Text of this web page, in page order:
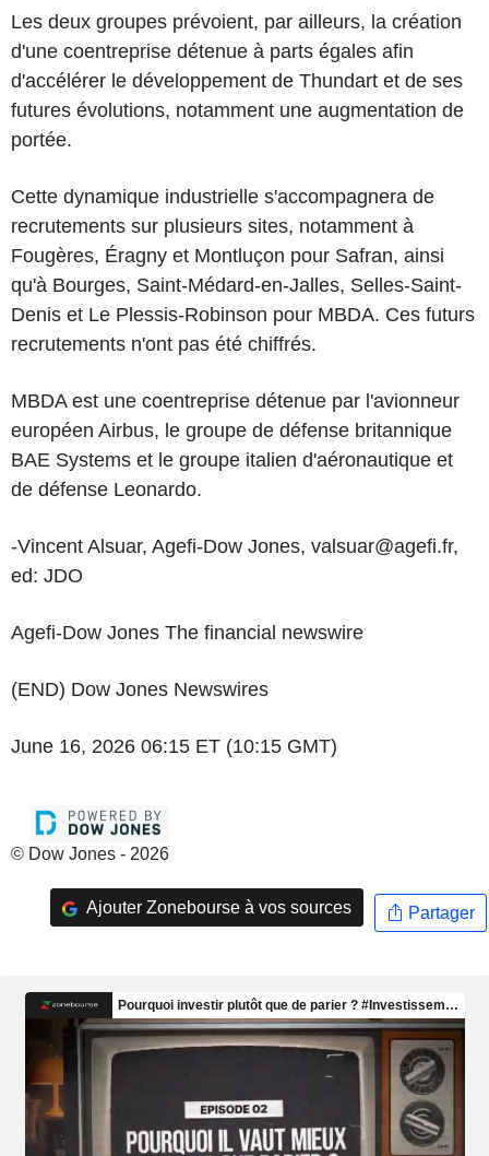
Les deux groupes prévoient, par ailleurs, la création
d'une coentreprise détenue à parts égales afin
d'accélérer le développement de Thundart et de ses
futures évolutions, notamment une augmentation de
portée.
Cette dynamique industrielle s'accompagnera de
recrutements sur plusieurs sites, notamment à
Fougères, Éragny et Montluçon pour Safran, ainsi
qu'à Bourges, Saint-Médard-en-Jalles, Selles-Saint-
Denis et Le Plessis-Robinson pour MBDA. Ces futurs
recrutements n'ont pas été chiffrés.
MBDA est une coentreprise détenue par l'avionneur
européen Airbus, le groupe de défense britannique
BAE Systems et le groupe italien d'aéronautique et
de défense Leonardo.
-Vincent Alsuar, Agefi-Dow Jones, valsuar@agefi.fr,
ed: JDO
Agefi-Dow Jones The financial newswire
(END) Dow Jones Newswires
June 16, 2026 06:15 ET (10:15 GMT)
© Dow Jones - 2026
Ajouter Zonebourse à vos sources Partager